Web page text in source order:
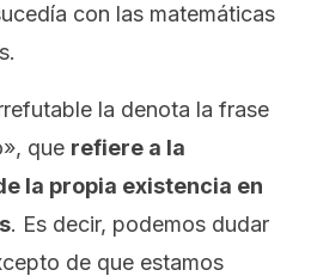
con las matemáticas
la denota la frase
», que refiere a la
la propia existencia en
. Es decir, podemos dudar
de que estamos